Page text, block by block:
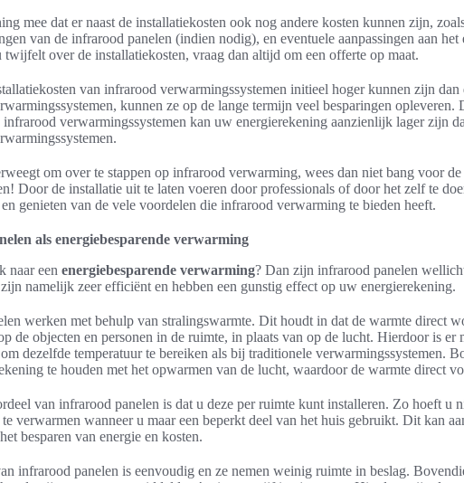
mee dat er naast de installatiekosten ook nog andere kosten kunnen zijn,
van de infrarood panelen (indien nodig), en eventuele aanpassingen aan het
twijfelt over de installatiekosten, vraag dan altijd om een offerte op maat.
van infrarood verwarmingssystemen initieel hoger kunnen zijn dan
kunnen ze op de lange termijn veel besparingen opleveren.
verwarmingssystemen kan uw energierekening aanzienlijk lager zijn
om over te stappen op infrarood verwarming, wees dan niet bang voor de
Door de installatie uit te laten voeren door professionals of door het zelf te
en genieten van de vele voordelen die infrarood verwarming te bieden heeft.
als energiebesparende verwarming
naar een energiebesparende verwarming? Dan zijn infrarood panelen
namelijk zeer efficiënt en hebben een gunstig effect op uw energierekening.
werken met behulp van stralingswarmte. Dit houdt in dat de warmte direct
de objecten en personen in de ruimte, in plaats van op de lucht. Hierdoor is er
dezelfde temperatuur te bereiken als bij traditionele verwarmingssystemen.
te houden met het opwarmen van de lucht, waardoor de warmte direct
van infrarood panelen is dat u deze per ruimte kunt installeren. Zo hoeft u
verwarmen wanneer u maar een beperkt deel van het huis gebruikt. Dit kan
besparen van energie en kosten.
infrarood panelen is eenvoudig en ze nemen weinig ruimte in beslag.